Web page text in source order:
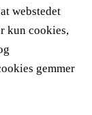
webstedet
kun cookies,
gemmer